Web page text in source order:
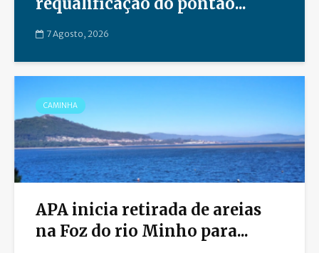
7 Agosto, 2026
CAMINHA
APA inicia retirada de areias
na Foz do rio Minho para...